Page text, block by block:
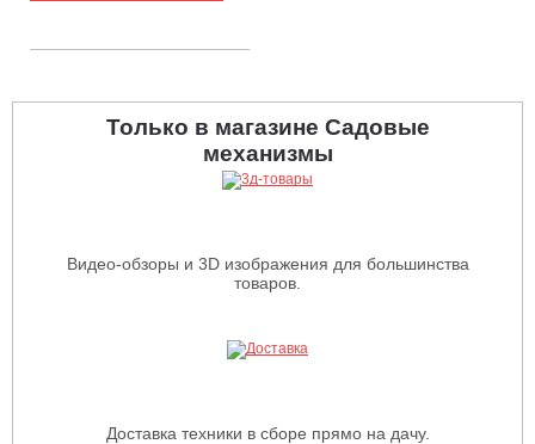
Только в магазине Садовые
механизмы
Видео-обзоры и 3D изображения для большинства
товаров.
Доставка техники в сборе прямо на дачу.